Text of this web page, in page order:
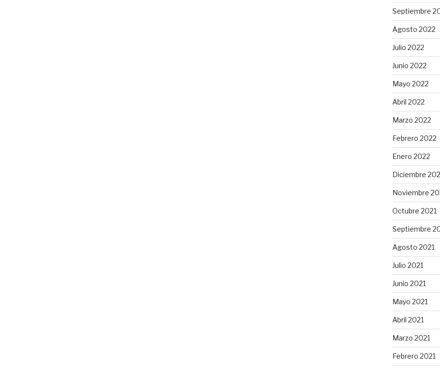
Septiembre
Agosto 2022
Julio 2022
Junio 2022
Mayo 2022
Abril 2022
Marzo 2022
Febrero 2022
Enero 2022
Diciembre
Noviembre
Octubre 2021
Septiembre
Agosto 2021
Julio 2021
Junio 2021
Mayo 2021
Abril 2021
Marzo 2021
Febrero 2021